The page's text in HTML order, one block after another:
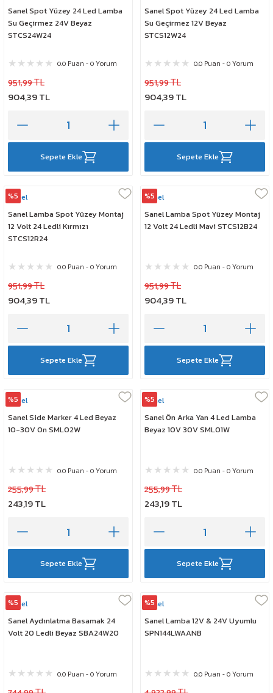
Sanel Spot Yüzey 24 Led Lamba
Su Geçirmez 24V Beyaz
STCS24W24
0.0 Puan - 0 Yorum
951,99 TL
904,39 TL
Sepete Ekle
Sanel Spot Yüzey 24 Led Lamba
Su Geçirmez 12V Beyaz
STCS12W24
0.0 Puan - 0 Yorum
951,99 TL
904,39 TL
Sepete Ekle
%5
Sanel
Sanel Lamba Spot Yüzey Montaj
12 Volt 24 Ledli Kırmızı
STCS12R24
0.0 Puan - 0 Yorum
951,99 TL
904,39 TL
Sepete Ekle
%5
Sanel
Sanel Lamba Spot Yüzey Montaj
12 Volt 24 Ledli Mavi STCS12B24
0.0 Puan - 0 Yorum
951,99 TL
904,39 TL
Sepete Ekle
%5
Sanel
Sanel Side Marker 4 Led Beyaz
10-30V On SML02W
0.0 Puan - 0 Yorum
255,99 TL
243,19 TL
Sepete Ekle
%5
Sanel
Sanel Ön Arka Yan 4 Led Lamba
Beyaz 10V 30V SML01W
0.0 Puan - 0 Yorum
255,99 TL
243,19 TL
Sepete Ekle
%5
Sanel
Sanel Aydınlatma Basamak 24
Volt 20 Ledli Beyaz SBA24W20
0.0 Puan - 0 Yorum
%5
Sanel
Sanel Lamba 12V & 24V Uyumlu
SPN144LWAANB
0.0 Puan - 0 Yorum